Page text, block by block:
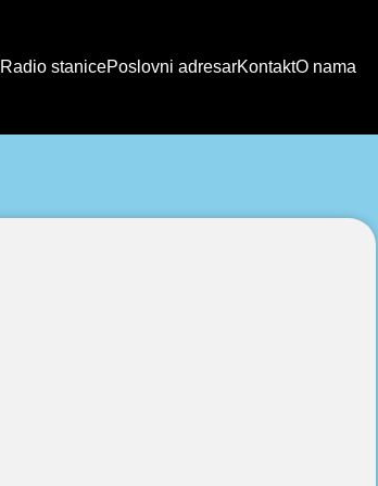
Radio stanicePoslovni adresarKontaktO nama